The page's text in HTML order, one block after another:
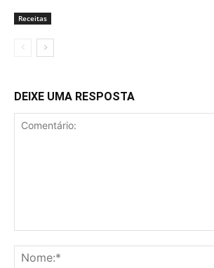
Receitas
DEIXE UMA RESPOSTA